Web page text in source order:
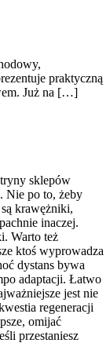
praktyczną
Już na […]
sklepów
Nie po to, żeby
krawężniki,
inaczej.
Warto też
ktoś wyprowadza
dystans bywa
adaptacji. Łatwo
jest nie
regeneracji
omijać
przestaniesz